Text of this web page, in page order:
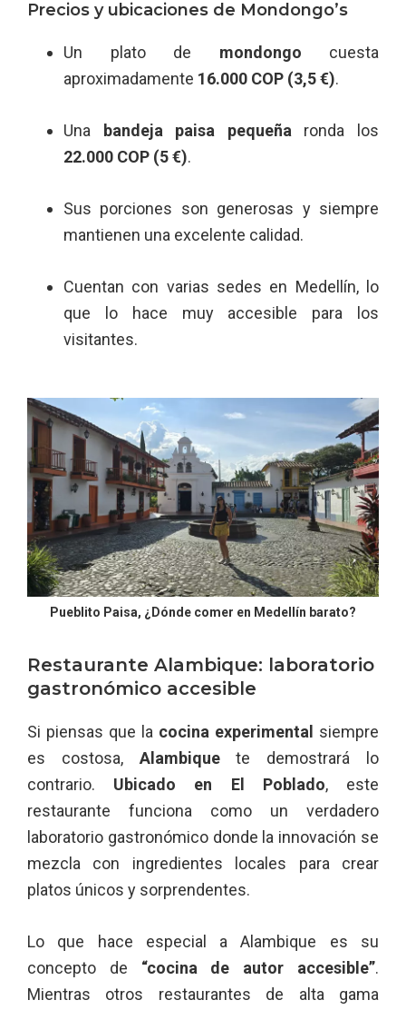
Precios y ubicaciones de Mondongo’s
Un plato de mondongo cuesta
aproximadamente 16.000 COP (3,5 €).
Una bandeja paisa pequeñaronda los
22.000 COP (5 €).
Sus porciones son generosas y siempre
mantienen una excelente calidad.
Cuentan con varias sedes en Medellín, lo
que lo hace muy accesible para los
visitantes.
Pueblito Paisa, ¿Dónde comer en Medellín barato?
Restaurante Alambique: laboratorio
gastronómico accesible
Si piensas que la cocina experimental siempre
es costosa, Alambiquete demostrará lo
contrario. Ubicado en El Poblado, este
restaurante funciona como un verdadero
laboratorio gastronómico donde la innovación se
mezcla con ingredientes locales para crear
platos únicos y sorprendentes.
Lo que hace especial a Alambique es su
concepto de “cocina de autor accesible”.
Mientras otros restaurantes de alta gama